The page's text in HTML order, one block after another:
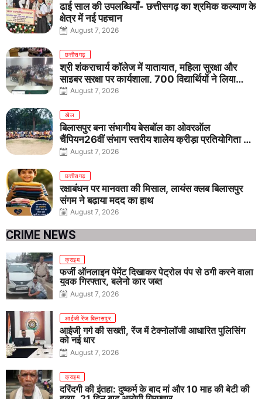
ढाई साल की उपलब्धियाँ- छत्तीसगढ़ का श्रमिक कल्याण के
क्षेत्र में नई पहचान
August 7, 2026
छत्तीसगढ़
श्री शंकराचार्य कॉलेज में यातायात, महिला सुरक्षा और
साइबर सुरक्षा पर कार्यशाला, 700 विद्यार्थियों ने लिया
जागरूकता का संकल्प
August 7, 2026
खेल
बिलासपुर बना संभागीय बेसबॉल का ओवरऑल
चैंपियन26वीं संभाग स्तरीय शालेय क्रीड़ा प्रतियोगिता में
तीनों आयु वर्गों में शानदार प्रदर्शन
August 7, 2026
छत्तीसगढ़
रक्षाबंधन पर मानवता की मिसाल, लायंस क्लब बिलासपुर
संगम ने बढ़ाया मदद का हाथ
August 7, 2026
CRIME NEWS
क्राइम
फर्जी ऑनलाइन पेमेंट दिखाकर पेट्रोल पंप से ठगी करने वाला
युवक गिरफ्तार, बलेनो कार जब्त
August 7, 2026
आईजी रेंज बिलासपुर
आईजी गर्ग की सख्ती, रेंज में टेक्नोलॉजी आधारित पुलिसिंग
को नई धार
August 7, 2026
क्राइम
दरिंदगी की इंतहा: दुष्कर्म के बाद मां और 10 माह की बेटी की